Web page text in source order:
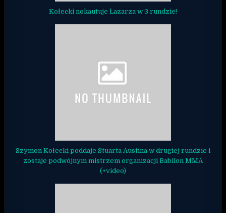
Kołecki nokautuje Łazarza w 3 rundzie!
Szymon Kołecki poddaje Stuarta Austina w drugiej rundzie i
zostaje podwójnym mistrzem organizacji Babilon MMA
(+video)